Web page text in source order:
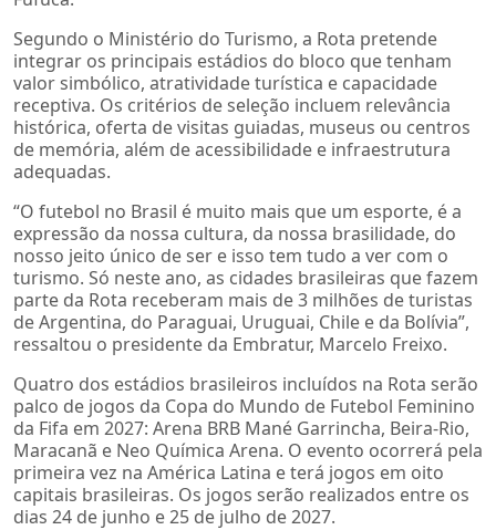
Segundo o Ministério do Turismo, a Rota pretende
integrar os principais estádios do bloco que tenham
valor simbólico, atratividade turística e capacidade
receptiva. Os critérios de seleção incluem relevância
histórica, oferta de visitas guiadas, museus ou centros
de memória, além de acessibilidade e infraestrutura
adequadas.
“O futebol no Brasil é muito mais que um esporte, é a
expressão da nossa cultura, da nossa brasilidade, do
nosso jeito único de ser e isso tem tudo a ver com o
turismo. Só neste ano, as cidades brasileiras que fazem
parte da Rota receberam mais de 3 milhões de turistas
de Argentina, do Paraguai, Uruguai, Chile e da Bolívia”,
ressaltou o presidente da Embratur, Marcelo Freixo.
Quatro dos estádios brasileiros incluídos na Rota serão
palco de jogos da Copa do Mundo de Futebol Feminino
da Fifa em 2027: Arena BRB Mané Garrincha, Beira-Rio,
Maracanã e Neo Química Arena. O evento ocorrerá pela
primeira vez na América Latina e terá jogos em oito
capitais brasileiras. Os jogos serão realizados entre os
dias 24 de junho e 25 de julho de 2027.